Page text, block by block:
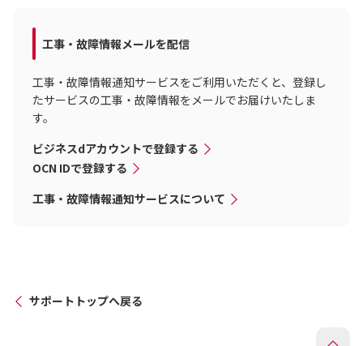
工事・故障情報メールを配信
工事・故障情報通知サービスをご利用いただくと、登録し
たサービスの工事・故障情報をメールでお届けいたしま
す。
ビジネスdアカウントで登録する
OCN IDで登録する
工事・故障情報通知サービスについて
サポートトップへ戻る